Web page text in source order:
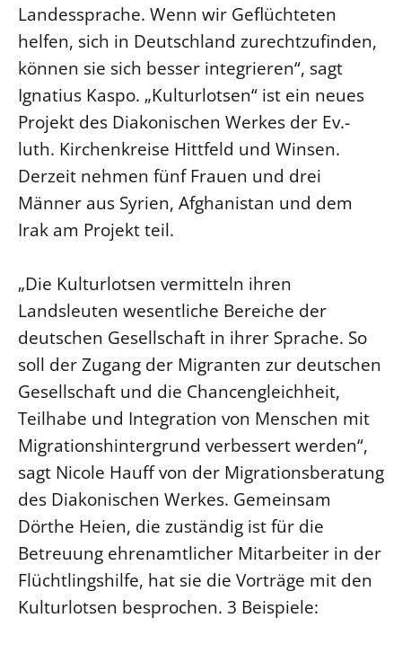
Landessprache. Wenn wir Geflüchteten
helfen, sich in Deutschland zurechtzufinden,
können sie sich besser integrieren“, sagt
Ignatius Kaspo. „Kulturlotsen“ ist ein neues
Projekt des Diakonischen Werkes der Ev.-
luth. Kirchenkreise Hittfeld und Winsen.
Derzeit nehmen fünf Frauen und drei
Männer aus Syrien, Afghanistan und dem
Irak am Projekt teil.
„Die Kulturlotsen vermitteln ihren
Landsleuten wesentliche Bereiche der
deutschen Gesellschaft in ihrer Sprache. So
soll der Zugang der Migranten zur deutschen
Gesellschaft und die Chancengleichheit,
Teilhabe und Integration von Menschen mit
Migrationshintergrund verbessert werden“,
sagt Nicole Hauff von der Migrationsberatung
des Diakonischen Werkes. Gemeinsam
Dörthe Heien, die zuständig ist für die
Betreuung ehrenamtlicher Mitarbeiter in der
Flüchtlingshilfe, hat sie die Vorträge mit den
Kulturlotsen besprochen. 3 Beispiele:
Hintergrund
MITARBEIT
Ehrenamt
Beruf
Freie Stellen
BIBLIOTHEK & ARCHIV
Älterwerden im Pfarrberuf
Beteiligungsverfahren
Beschwerdestellen
Ephoralbüro
Finanzplanung
Fundraising
IT-Service
Corporate Design
Jahresgespräche
Kantine Speiseplan
Kirchliches Amtsblatt